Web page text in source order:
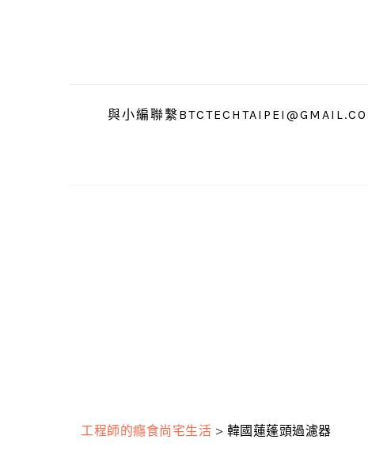
與小編聯繫
工程師的癮食尚宅生活 > 韓國蓮蓬頭過濾器